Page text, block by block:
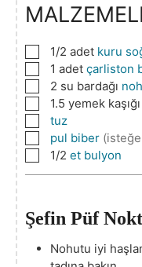
▢1/2 adet kuru
▢1 adet çarliston
▢
2 su bardağı
▢1.5 yemek kaşığı
▢
tuz
▢
pul biber
▢1/2 et bulyon
Şefin Püf
Nohutu iyi